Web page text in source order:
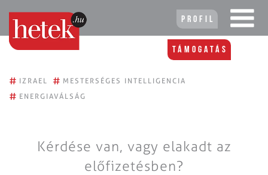
Profil
Támogatás
# IZRAEL # MESTERSÉGES INTELLIGENCIA
# ENERGIAVÁLSÁG
Kérdése van, vagy elakadt az
előfizetésben?